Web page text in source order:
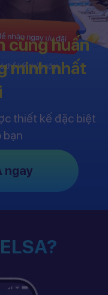
cùng huấn
minh nhất
thiết kế đặc biệt
bạn
ngay